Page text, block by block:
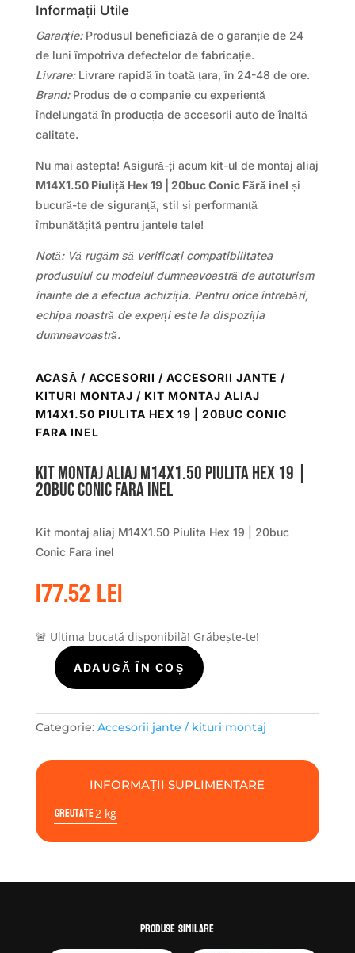
Informații Utile
Garanție:Produsul beneficiază de o garanție de 24
de luni împotriva defectelor de fabricație.
Livrare:Livrare rapidă în toată țara, în 24-48 de ore.
Brand:Produs de o companie cu experiență
îndelungată în producția de accesorii auto de înaltă
calitate.
Nu mai astepta! Asigură-ți acum kit-ul de montaj aliaj
M14X1.50 Piuliță Hex 19 | 20buc Conic Fără inel și
bucură-te de siguranță, stil și performanță
îmbunătățită pentru jantele tale!
Notă: Vă rugăm să verificați compatibilitatea
produsului cu modelul dumneavoastră de autoturism
înainte de a efectua achiziția. Pentru orice întrebări,
echipa noastră de experți este la dispoziția
dumneavoastră.
ACASĂ / ACCESORII / ACCESORII JANTE /
KITURI MONTAJ / KIT MONTAJ ALIAJ
M14X1.50 PIULITA HEX 19 | 20BUC CONIC
FARA INEL
Kit montaj aliaj M14X1.50 Piulita Hex 19 |
20buc Conic Fara inel
Kit montaj aliaj M14X1.50 Piulita Hex 19 | 20buc
Conic Fara inel
177.52lei
🚨 Ultima bucată disponibilă! Grăbește-te!
Cantitate
montaj
aliaj
Piulita
20buc
ADAUGĂ ÎN COȘ
Categorie: Accesorii jante / kituri montaj
INFORMAȚII SUPLIMENTARE
Greutate2 kg
Produse similare